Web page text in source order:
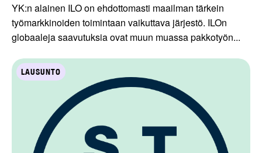
YK:n alainen ILO on ehdottomasti maailman tärkein
työmarkkinoiden toimintaan vaikuttava järjestö. ILOn
globaaleja saavutuksia ovat muun muassa pakkotyön...
LAUSUNTO